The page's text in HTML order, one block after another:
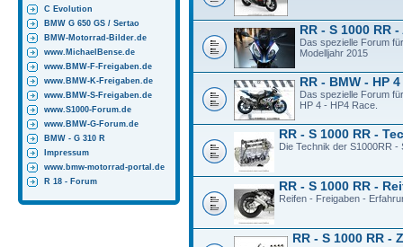
C Evolution
BMW G 650 GS / Sertao
BMW-Motorrad-Bilder.de
www.MichaelBense.de
www.BMW-F-Freigaben.de
www.BMW-K-Freigaben.de
www.BMW-S-Freigaben.de
www.S1000-Forum.de
www.BMW-G-Forum.de
BMW - G 310 R
Impressum
www.bmw-motorrad-portal.de
R 18 - Forum
RR - S 1000 RR
Das spezielle Forum
Modelljahr 2015
RR - BMW - HP
Das spezielle Forum
HP 4 - HP4 Race.
RR - S 1000 RR -
Die Technik der S1000RR
RR - S 1000 RR -
Reifen - Freigaben -
RR - S 1000 RR -